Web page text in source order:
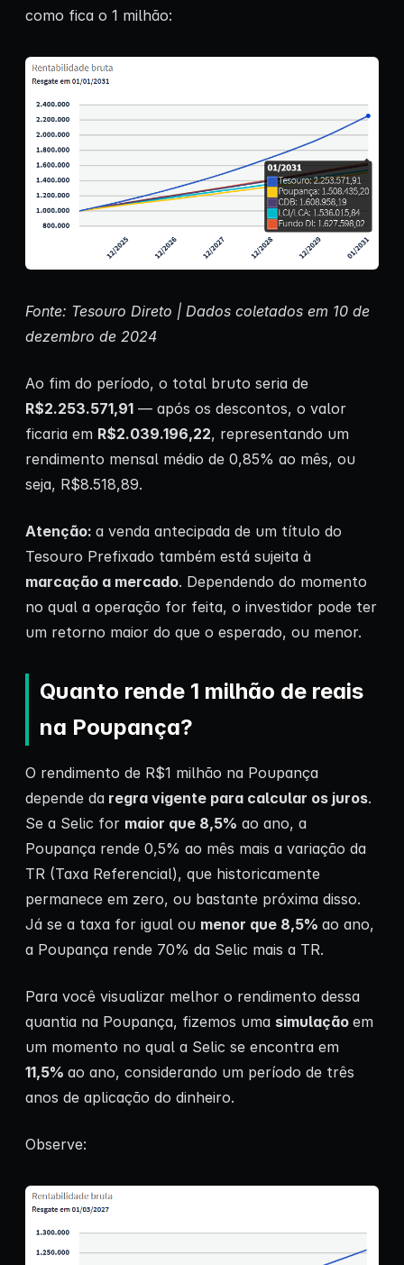
como fica o 1 milhão:
Fonte: Tesouro Direto | Dados coletados em 10 de
dezembro de 2024
Ao fim do período, o total bruto seria de
R$2.253.571,91 — após os descontos, o valor
ficaria em R$2.039.196,22, representando um
rendimento mensal médio de 0,85% ao mês, ou
seja, R$8.518,89.
Atenção: a venda antecipada de um título do
Tesouro Prefixado também está sujeita à
marcação a mercado. Dependendo do momento
no qual a operação for feita, o investidor pode ter
um retorno maior do que o esperado, ou menor.
Quanto rende 1 milhão de reais
na Poupança?
O rendimento de R$1 milhão na Poupança
depende da regra vigente para calcular os juros.
Se a Selic for maior que 8,5% ao ano, a
Poupança rende 0,5% ao mês mais a variação da
TR (Taxa Referencial), que historicamente
permanece em zero, ou bastante próxima disso.
Já se a taxa for igual ou menor que 8,5% ao ano,
a Poupança rende 70% da Selic mais a TR.
Para você visualizar melhor o rendimento dessa
quantia na Poupança, fizemos uma simulação em
um momento no qual a Selic se encontra em
11,5% ao ano, considerando um período de três
anos de aplicação do dinheiro.
Observe: